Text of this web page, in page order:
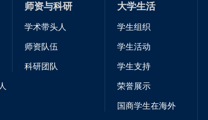
师资与科研
学术带头人
师资队伍
科研团队
大学生活
学生组织
学生活动
学生支持
荣誉展示
国商学生在海外